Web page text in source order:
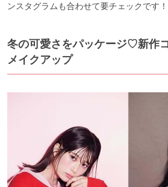
ンスタグラムも合わせて要チェックです！
冬の可愛さをパッケージ♡新作
メイクアップ